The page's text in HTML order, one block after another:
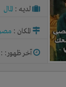
لديـه : المال
المكان :
آخر ظهور: : منذ